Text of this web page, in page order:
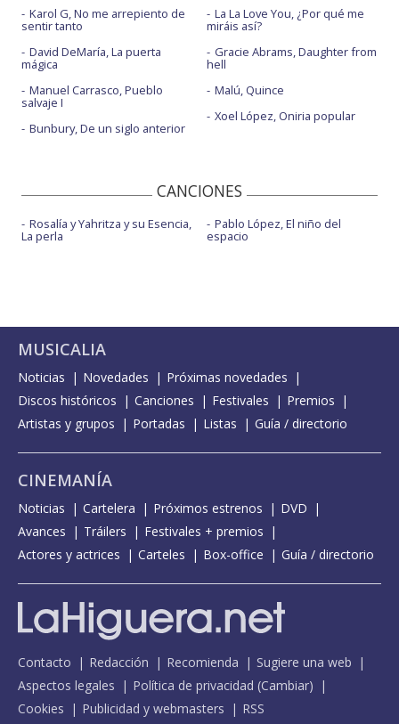
Karol G, No me arrepiento de
sentir tanto
David DeMaría, La puerta
mágica
Manuel Carrasco, Pueblo
salvaje I
Bunbury, De un siglo anterior
La La Love You, ¿Por qué me
miráis así?
Gracie Abrams, Daughter from
hell
Malú, Quince
Xoel López, Oniria popular
CANCIONES
Rosalía y Yahritza y su Esencia,
La perla
Pablo López, El niño del
espacio
MUSICALIA
Noticias Novedades
Próximas novedades
Discos históricos
Canciones Festivales
Premios
Artistas y grupos
Portadas Listas Guía / directorio
CINEMANÍA
Noticias Cartelera Próximos estrenos
DVD
Avances
Tráilers
Festivales + premios
Actores y actrices
Carteles Box-office Guía / directorio
Contacto Redacción Recomienda
Sugiere una web
Aspectos legales
Política de privacidad (Cambiar)
Cookies
Publicidad y webmasters RSS